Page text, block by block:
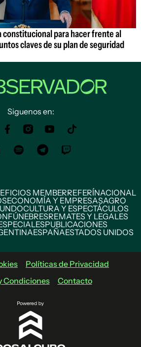
para hacer frente al
claves de su plan de seguridad
Siguenos en:
MEMBERREFERÍNACIONAL
ECONOMÍA Y EMPRESASAGRO
CULTURA Y ESPECTÁCULOS
FÚNEBRESREMATES Y LEGALES
PUBLICACIONES
ESPAÑAESTADOS UNIDOS
Políticas de Privacidad
Condiciones
Contacto